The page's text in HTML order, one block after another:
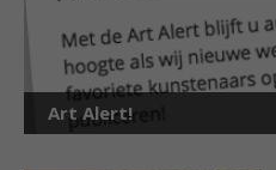
Art Alert!